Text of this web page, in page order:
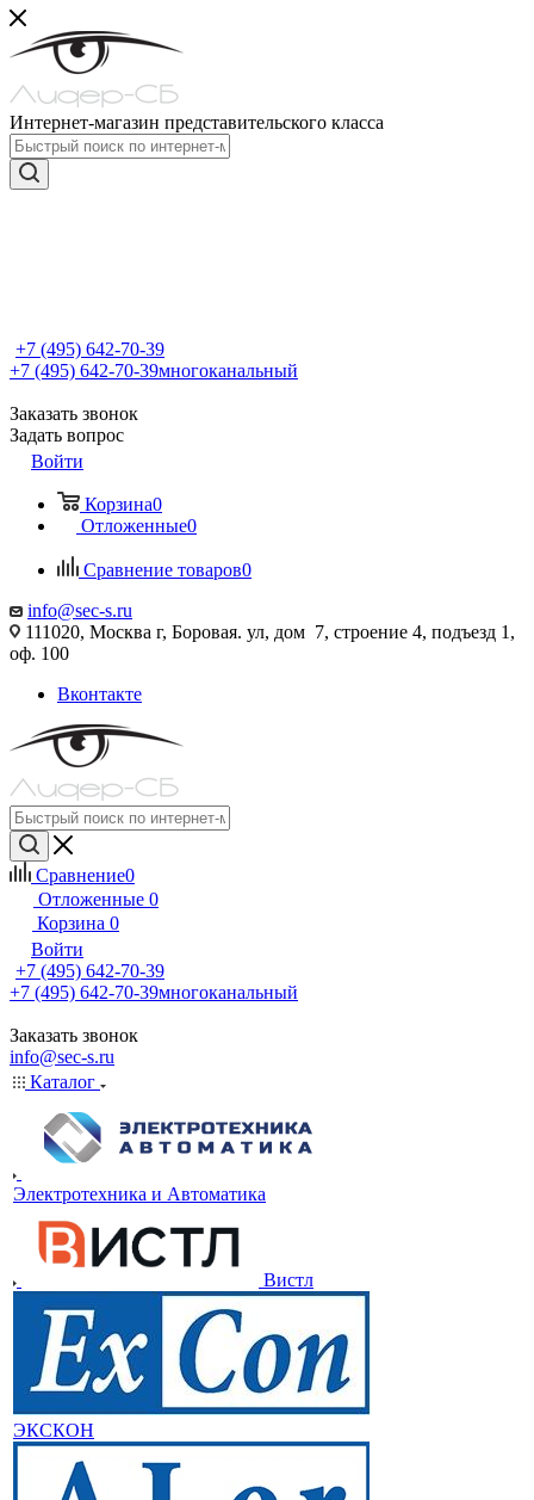
Интернет-магазин представительского класса
+7 (495) 642-70-39
+7 (495) 642-70-39многоканальный
Заказать звонок
Задать вопрос
Войти
Корзина0
Отложенные0
Сравнение товаров0
info@sec-s.ru
111020, Москва г, Боровая. ул, дом 7, строение 4, подъезд 1,
оф. 100
Вконтакте
Сравнение0
Отложенные 0
Корзина 0
Войти
+7 (495) 642-70-39
+7 (495) 642-70-39многоканальный
Заказать звонок
info@sec-s.ru
Каталог
Электротехника и Автоматика
Вистл
ЭКСКОН